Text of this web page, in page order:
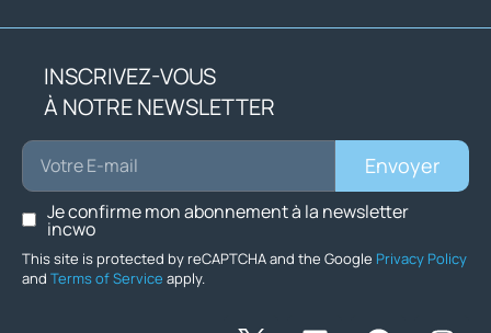
INSCRIVEZ-VOUS
À NOTRE NEWSLETTER
This site is protected by reCAPTCHA and the Google Privacy Policy
and Terms of Service apply.
Je confirme mon abonnement à la newsletter
incwo
Envoyer